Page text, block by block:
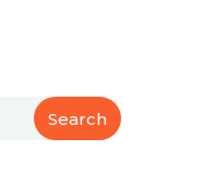
Search